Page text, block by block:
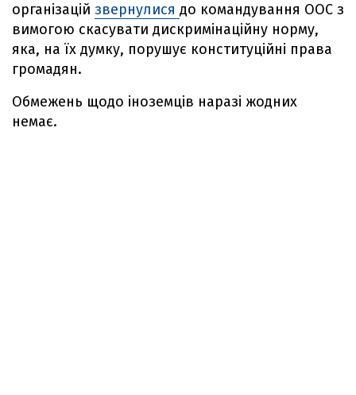
організацій звернулися до командування ООС з
вимогою скасувати дискримінаційну норму,
яка, на їх думку, порушує конституційні права
громадян.
Обмежень щодо іноземців наразі жодних
немає.